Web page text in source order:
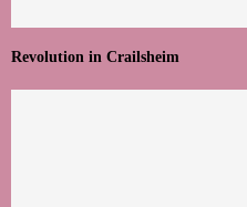
Revolution in Crailsheim